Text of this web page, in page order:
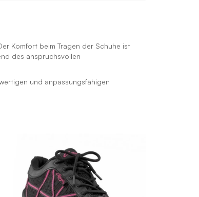
Komfort beim Tragen der Schuhe ist
des anspruchsvollen
und anpassungsfähigen